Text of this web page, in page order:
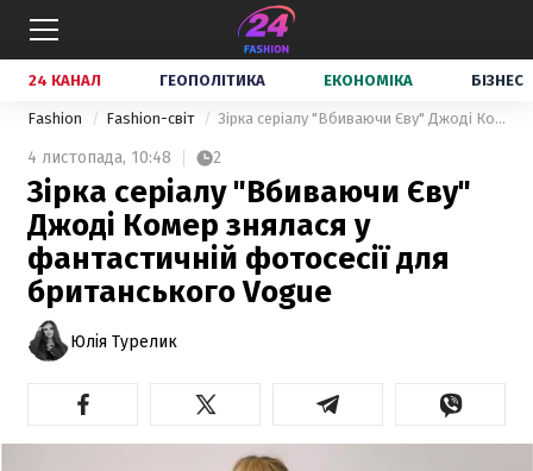
24 КАНАЛ ГЕОПОЛІТИКА ЕКОНОМІКА БІЗНЕС
Fashion Fashion-світ Зірка серіалу "Вбиваючи Єву" Джоді Комер знялася у фантастичній фотосесії для британського Vogue
4 листопада, 10:48 2
Зірка серіалу "Вбиваючи Єву"
Джоді Комер знялася у
фантастичній фотосесії для
британського Vogue
Юлія Турелик